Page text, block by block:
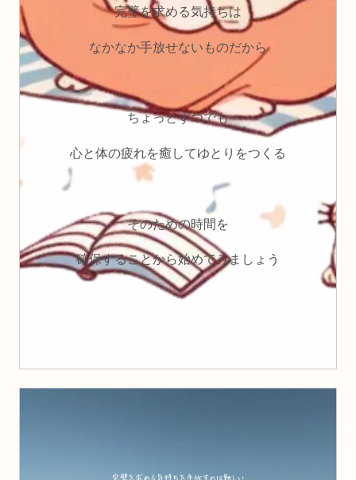
完璧を求める気持ちは
なかなか手放せないものだから
ちょっとずつでも
心と体の疲れを癒してゆとりをつくる
そのための時間を
確保することから始めてみましょう